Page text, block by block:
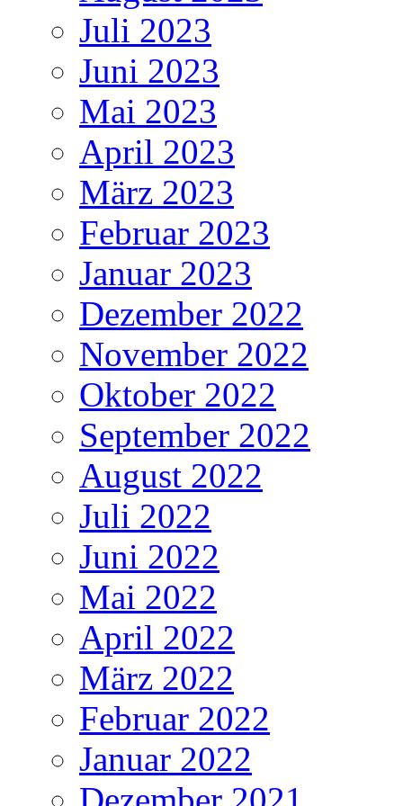
Juli 2023
Juni 2023
Mai 2023
April 2023
März 2023
Februar 2023
Januar 2023
Dezember 2022
November 2022
Oktober 2022
September 2022
August 2022
Juli 2022
Juni 2022
Mai 2022
April 2022
März 2022
Februar 2022
Januar 2022